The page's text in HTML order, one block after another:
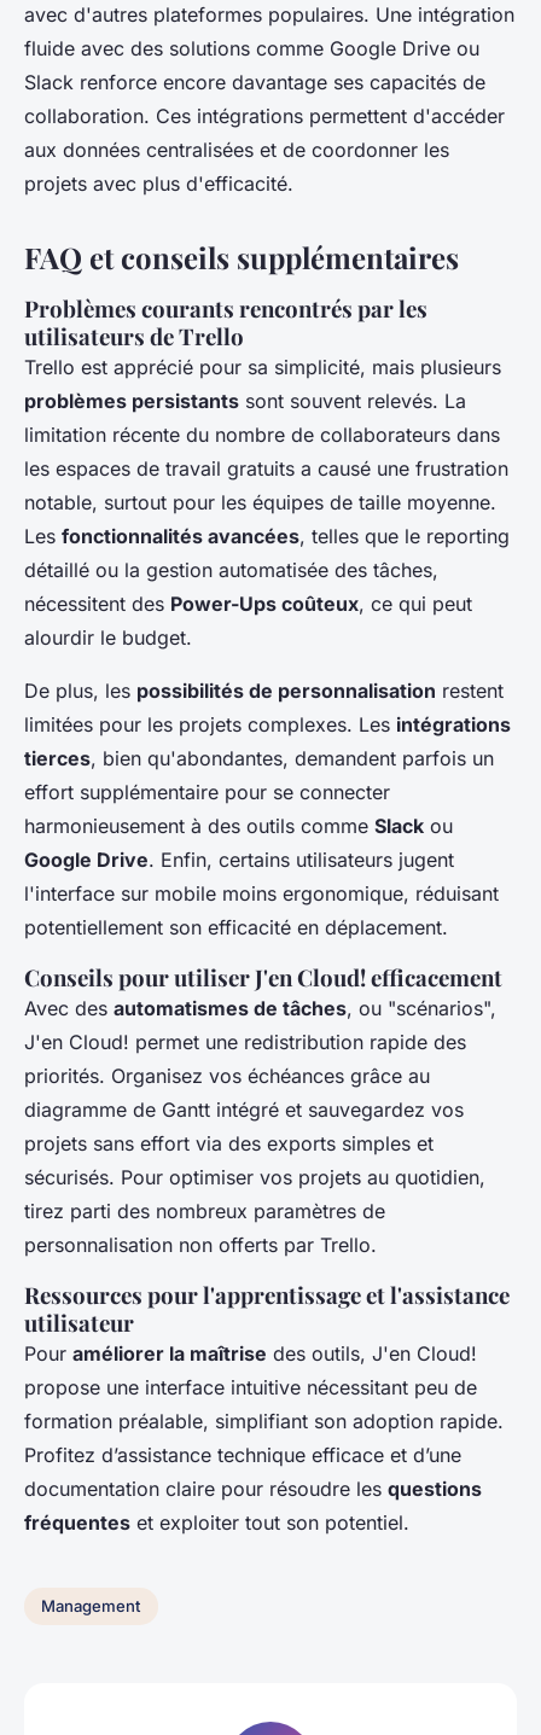
avec d'autres plateformes populaires. Une intégration
fluide avec des solutions comme Google Drive ou
Slack renforce encore davantage ses capacités de
collaboration. Ces intégrations permettent d'accéder
aux données centralisées et de coordonner les
projets avec plus d'efficacité.
FAQ et conseils supplémentaires
Problèmes courants rencontrés par les
utilisateurs de Trello
Trello est apprécié pour sa simplicité, mais plusieurs
problèmes persistants sont souvent relevés. La
limitation récente du nombre de collaborateurs dans
les espaces de travail gratuits a causé une frustration
notable, surtout pour les équipes de taille moyenne.
Les fonctionnalités avancées, telles que le reporting
détaillé ou la gestion automatisée des tâches,
nécessitent des Power-Ups coûteux, ce qui peut
alourdir le budget.
De plus, les possibilités de personnalisation restent
limitées pour les projets complexes. Les intégrations
tierces, bien qu'abondantes, demandent parfois un
effort supplémentaire pour se connecter
harmonieusement à des outils comme Slack ou
Google Drive. Enfin, certains utilisateurs jugent
l'interface sur mobile moins ergonomique, réduisant
potentiellement son efficacité en déplacement.
Conseils pour utiliser J'en Cloud! efficacement
Avec des automatismes de tâches, ou "scénarios",
J'en Cloud! permet une redistribution rapide des
priorités. Organisez vos échéances grâce au
diagramme de Gantt intégré et sauvegardez vos
projets sans effort via des exports simples et
sécurisés. Pour optimiser vos projets au quotidien,
tirez parti des nombreux paramètres de
personnalisation non offerts par Trello.
Ressources pour l'apprentissage et l'assistance
utilisateur
Pour améliorer la maîtrise des outils, J'en Cloud!
propose une interface intuitive nécessitant peu de
formation préalable, simplifiant son adoption rapide.
Profitez d’assistance technique efficace et d’une
documentation claire pour résoudre les questions
fréquentes et exploiter tout son potentiel.
Management